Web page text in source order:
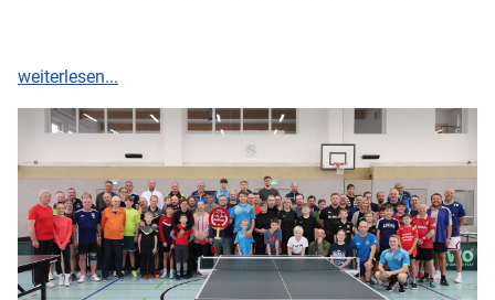
weiterlesen...